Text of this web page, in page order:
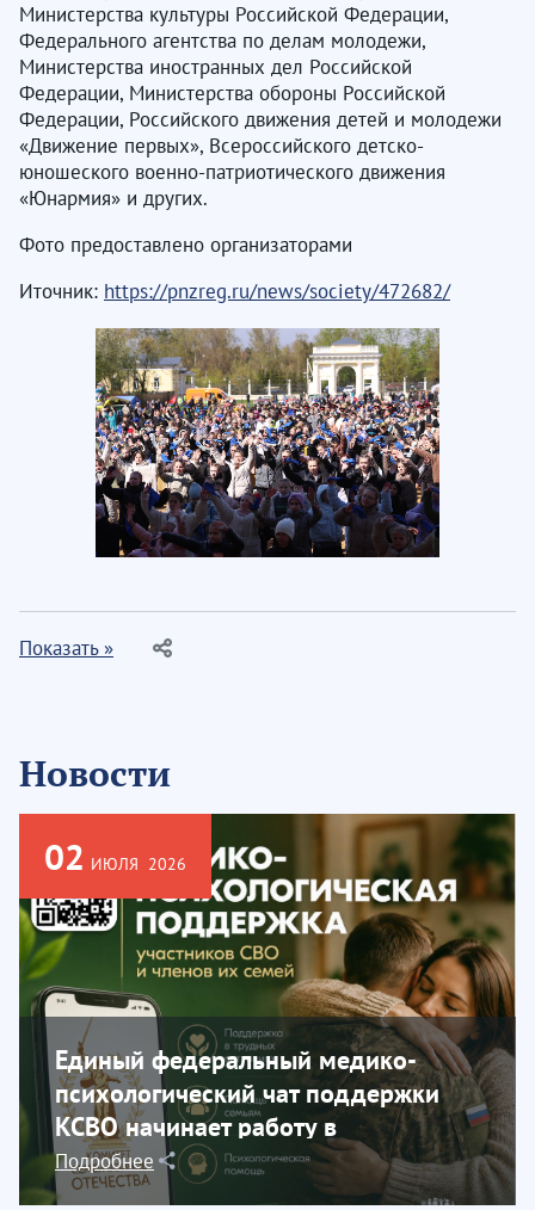
Министерства культуры Российской Федерации,
Федерального агентства по делам молодежи,
Министерства иностранных дел Российской
Федерации, Министерства обороны Российской
Федерации, Российского движения детей и молодежи
«Движение первых», Всероссийского детско-
юношеского военно-патриотического движения
«Юнармия» и других.
Фото предоставлено организаторами
Иточник: https://pnzreg.ru/news/society/472682/
Показать »
Новости
02 ИЮЛЯ 2026
Единый федеральный медико-
психологический чат поддержки
КСВО начинает работу в
социальной сети...
Подробнее